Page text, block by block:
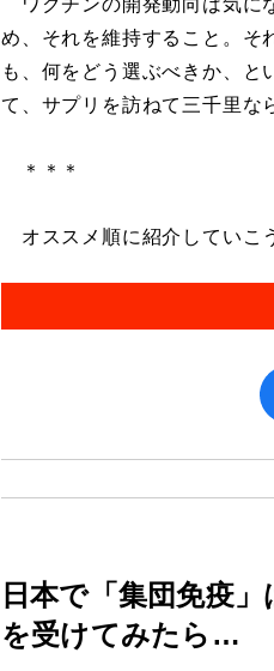
め、それを維持すること。そ
も、何をどう選ぶべきか、と
て、サプリを訪ねて三千里な
＊＊＊
オススメ順に紹介していこ
日本で「集団免疫
を受けてみたら…